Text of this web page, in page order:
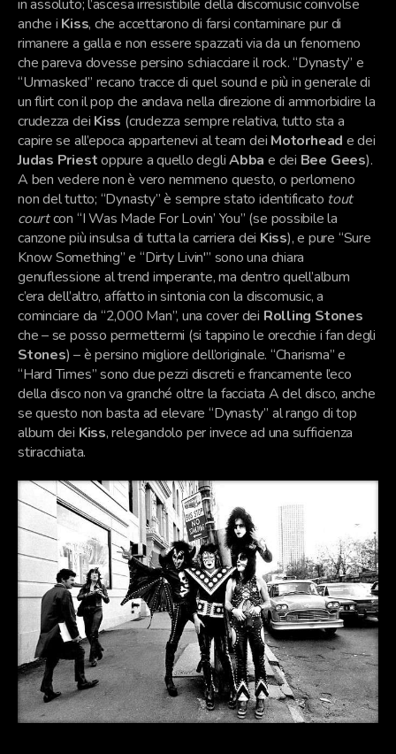
in assoluto; l’ascesa irresistibile della discomusic coinvolse
anche i Kiss, che accettarono di farsi contaminare pur di
rimanere a galla e non essere spazzati via da un fenomeno
che pareva dovesse persino schiacciare il rock. “Dynasty” e
“Unmasked” recano tracce di quel sound e più in generale di
un flirt con il pop che andava nella direzione di ammorbidire la
crudezza dei Kiss (crudezza sempre relativa, tutto sta a
capire se all’epoca appartenevi al team dei Motorhead e dei
Judas Priestoppure a quello degliAbba e dei Bee Gees).
A ben vedere non è vero nemmeno questo, o perlomeno
non del tutto; “Dynasty” è sempre stato identificato tout
courtcon “I Was Made For Lovin’ You” (se possibile la
canzone più insulsa di tutta la carriera dei Kiss), e pure “Sure
Know Something” e “Dirty Livin'” sono una chiara
genuflessione al trend imperante, ma dentro quell’album
c’era dell’altro, affatto in sintonia con la discomusic, a
cominciare da “2,000 Man”, una cover dei Rolling Stones
che – se posso permettermi (si tappino le orecchie i fan degli
Stones) – è persino migliore dell’originale. “Charisma” e
“Hard Times” sono due pezzi discreti e francamente l’eco
della disco non va granché oltre la facciata A del disco, anche
se questo non basta ad elevare “Dynasty” al rango di top
album dei Kiss, relegandolo per invece ad una sufficienza
stiracchiata.